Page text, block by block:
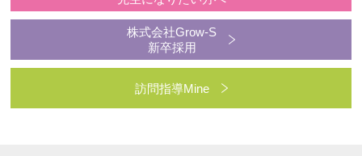
株式会社Grow-S
新卒採用
訪問指導Mine